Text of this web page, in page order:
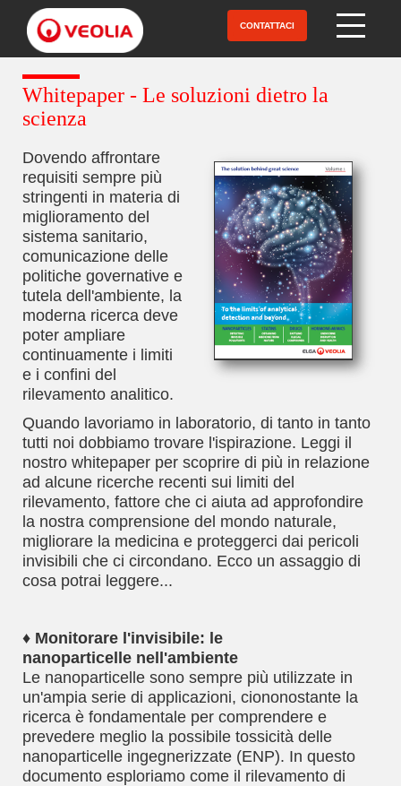
contenuto
principale
CONTATTACI
Whitepaper - Le soluzioni dietro la
scienza
Dovendo affrontare
requisiti sempre più
stringenti in materia di
miglioramento del
sistema sanitario,
comunicazione delle
politiche governative e
tutela dell'ambiente, la
moderna ricerca deve
poter ampliare
continuamente i limiti
e i confini del
rilevamento analitico.
Quando lavoriamo in laboratorio, di tanto in tanto
tutti noi dobbiamo trovare l'ispirazione. Leggi il
nostro whitepaper per scoprire di più in relazione
ad alcune ricerche recenti sui limiti del
rilevamento, fattore che ci aiuta ad approfondire
la nostra comprensione del mondo naturale,
migliorare la medicina e proteggerci dai pericoli
invisibili che ci circondano. Ecco un assaggio di
cosa potrai leggere...
♦ Monitorare l'invisibile: le
nanoparticelle nell'ambiente
Le nanoparticelle sono sempre più utilizzate in
un'ampia serie di applicazioni, ciononostante la
ricerca è fondamentale per comprendere e
prevedere meglio la possibile tossicità delle
nanoparticelle ingegnerizzate (ENP). In questo
documento esploriamo come il rilevamento di